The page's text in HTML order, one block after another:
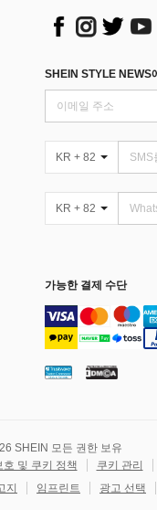
SHEIN STYLE NEWS
KR + 82
KR + 82
가능한 결제 수단
SHEIN 모든 권한 보유
및 쿠키 정책 쿠키 관리
지 임프린트 광고 선택